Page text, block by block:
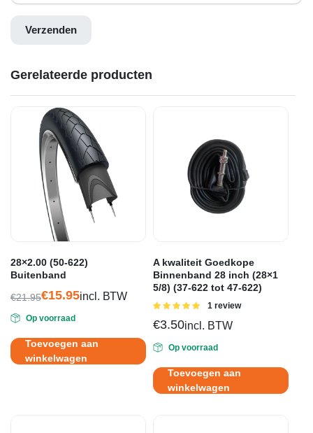
Gerelateerde producten
28×2.00 (50-622)
Buitenband
€21.95
prijs
was:
€21.95.
€15.95
prijs
is:
€15.95.
incl. BTW
Op voorraad
Toevoegen aan
winkelwagen
A kwaliteit Goedkope
Binnenband 28 inch (28×1
5/8) (37-622 tot 47-622)
Gewaardeerd
1 review
€3.50incl. BTW
Op voorraad
Toevoegen aan
winkelwagen